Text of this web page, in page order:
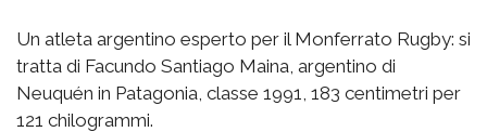
Un atleta argentino esperto per il Monferrato Rugby: si
tratta di Facundo Santiago Maina, argentino di
Neuquén in Patagonia, classe 1991, 183 centimetri per
121 chilogrammi.